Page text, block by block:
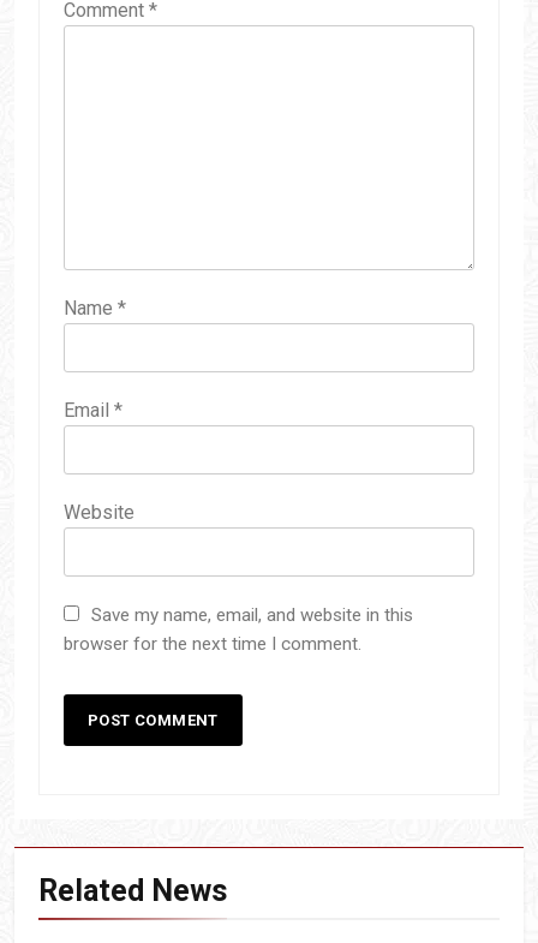
Comment *
Name *
Email *
Website
Save my name, email, and website in this
browser for the next time I comment.
Related News